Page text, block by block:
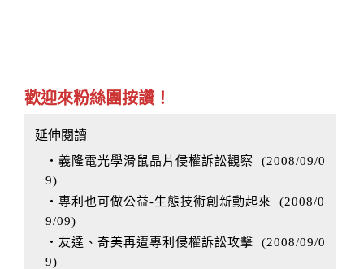
歡迎來粉絲團按讚！
延伸閱讀
‧義隆電光學滑鼠晶片侵權訴訟觀察 (2008/09/0
9)
‧專利也可做公益-生態技術創新動起來
(2008/0
9/09)
‧友達、奇美再遭專利侵權訴訟攻擊 (2008/09/0
9)